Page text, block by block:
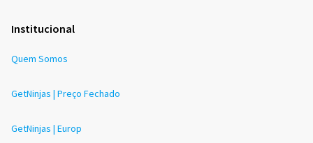
Institucional
Quem Somos
GetNinjas | Preço Fechado
GetNinjas | Europ